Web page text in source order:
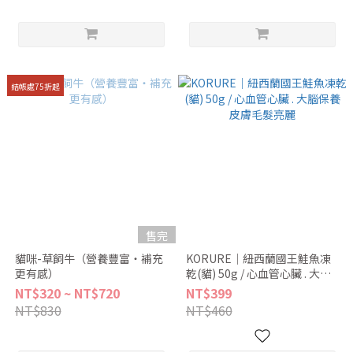
結帳處75折起
售完
貓咪-草飼牛（營養豐富・補充
更有感）
NT$320 ~ NT$720
NT$830
KORURE｜紐西蘭國王鮭魚凍
乾(貓) 50g / 心血管心臟 . 大腦
保養 皮膚毛髮亮麗
NT$399
NT$460